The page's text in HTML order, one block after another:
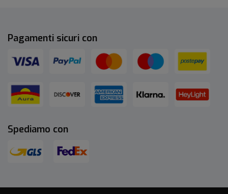
Pagamenti sicuri con
Spediamo con